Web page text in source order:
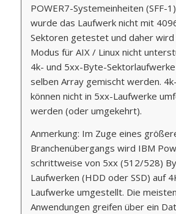
POWER7-Systemeinheiten (SFF-
wurde das Laufwerk nicht mit
Sektoren getestet und daher wird
Modus für AIX / Linux nicht
4k- und 5xx-Byte-
selben Array gemischt werden.
können nicht in 5xx-Laufwerke
werden (oder umgekehrt).
Anmerkung: Im Zuge eines
Branchenübergangs wird IBM
schrittweise von 5xx (512/528)
Laufwerken (HDD oder SSD) auf
Laufwerke umgestellt. Die
Anwendungen greifen über ein